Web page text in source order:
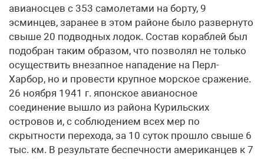
авианосцев с 353 самолетами на борту, 9
эсминцев, заранее в этом районе было развернуто
свыше 20 подводных лодок. Состав кораблей был
подобран таким образом, что позволял не только
осуществить внезапное нападение на Перл-
Харбор, но и провести крупное морское сражение.
26 ноября 1941 г. японское авианосное
соединение вышло из района Курильских
островов и, с соблюдением всех мер по
скрытности перехода, за 10 суток прошло свыше 6
тыс. км. В результате беспечности американцев к 7